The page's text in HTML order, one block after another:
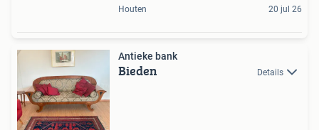
Houten 20 jul 26
Antieke bank
Bieden Details